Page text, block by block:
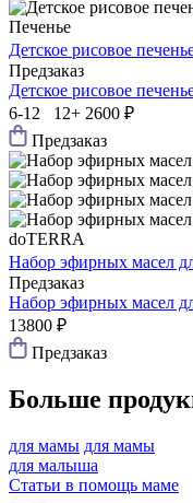
Печенье
Детское рисовое
Предзаказ
Детское рисовое
6-12 12+ 2600 ₽
Предзаказ
doTERRA
Набор эфирных масел
Предзаказ
Набор эфирных масел
13800 ₽
Предзаказ
Больше
для мамы для мамы
для малыша
Статьи в помощь маме